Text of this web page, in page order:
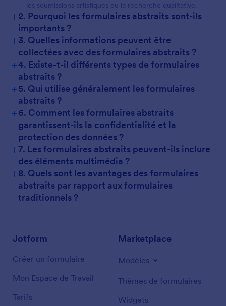
les soumissions artistiques ou la recherche qualitative.
+2. Pourquoi les formulaires abstraits sont-ils
importants ?
+3. Quelles informations peuvent être
collectées avec des formulaires abstraits ?
+4. Existe-t-il différents types de formulaires
abstraits ?
+5. Qui utilise généralement les formulaires
abstraits ?
+6. Comment les formulaires abstraits
garantissent-ils la confidentialité et la
protection des données ?
+7. Les formulaires abstraits peuvent-ils inclure
des éléments multimédia ?
+8. Quels sont les avantages des formulaires
abstraits par rapport aux formulaires
traditionnels ?
Jotform
Créer un formulaire
Mon Espace de Travail
Tarifs
Marketplace
Modèles
Thèmes de formulaires
Widgets